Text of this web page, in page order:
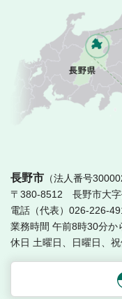
長野市 （法人番号
〒380-8512 長野市大字
電話（代表）026-226-
業務時間 午前8時30分か
休日 土曜日、日曜日、